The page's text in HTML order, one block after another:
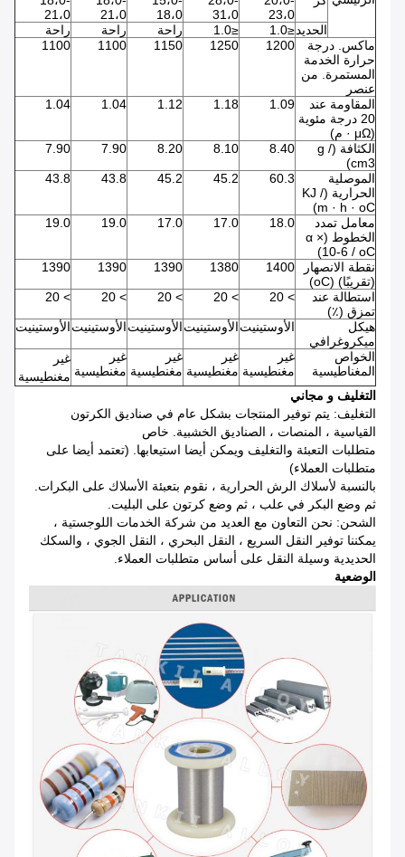
23،0
31،0
18،0
21،0
21،0
الحديد≤1.0
≤1.0 راحة راحة
راحة
ماكس. درجة
حرارة الخدمة
المستمرة. من
عنصر
1200
1250
1150
1100
1100
المقاومة عند
20 درجة مئوية
(μΩ · م)
1.09
1.18
1.12
1.04
1.04
الكثافة (g /
cm3)
8.40
8.10
8.20
7.90
7.90
الموصلية
الحرارية (KJ /
m · h · oC)
60.3
45.2
45.2
43.8
43.8
معامل تمدد
الخطوط (α ×
10-6 / oC)
18.0
17.0
17.0
19.0
19.0
نقطة الانصهار
(تقريبًا) (oC)
1400
1380
1390
1390
1390
استطالة عند
تمزق (٪)
> 20
> 20
> 20
> 20
> 20
هيكل
ميكروغرافي
الأوستينيتالأوستينيتالأوستينيتالأوستينيتالأوستينيت
الخواص
المغناطيسية
غير
مغنطيسية
غير
مغنطيسية
غير
مغنطيسية
غير
مغنطيسية
غير
مغنطيسية
التغليف و مجاني
التغليف: يتم توفير المنتجات بشكل عام في صناديق الكرتون
القياسية ، المنصات ، الصناديق الخشبية. خاص
متطلبات التعبئة والتغليف ويمكن أيضا استيعابها. (تعتمد أيضا على
متطلبات العملاء)
بالنسبة لأسلاك الرش الحرارية ، نقوم بتعبئة الأسلاك على البكرات.
ثم وضع البكر في علب ، ثم وضع كرتون على البليت.
الشحن: نحن التعاون مع العديد من شركة الخدمات اللوجستية ،
يمكننا توفير النقل السريع ، النقل البحري ، النقل الجوي ، والسكك
الحديدية وسيلة النقل على أساس متطلبات العملاء.
الوضعية